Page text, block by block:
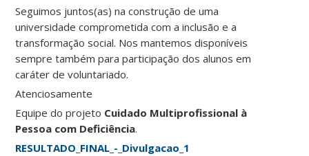
Seguimos juntos(as) na construção de uma
universidade comprometida com a inclusão e a
transformação social. Nos mantemos disponíveis
sempre também para participação dos alunos em
caráter de voluntariado.
Atenciosamente
Equipe do projeto Cuidado Multiprofissional à
Pessoa com Deficiência.
RESULTADO_FINAL_-_Divulgacao_1